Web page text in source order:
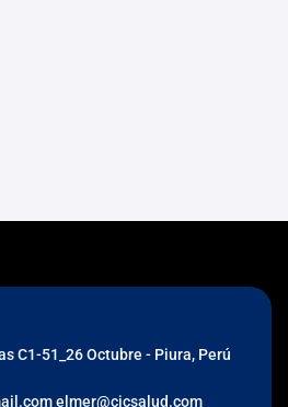
C1-51_26 Octubre - Piura, Perú
elmer@cicsalud.com